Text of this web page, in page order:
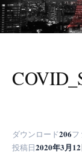
ダウンロード206フ
投稿日2020年3月